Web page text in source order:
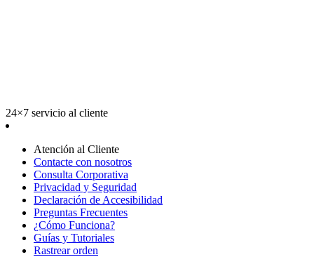
24×7 servicio al cliente
Atención al Cliente
Contacte con nosotros
Consulta Corporativa
Privacidad y Seguridad
Declaración de Accesibilidad
Preguntas Frecuentes
¿Cómo Funciona?
Guías y Tutoriales
Rastrear orden